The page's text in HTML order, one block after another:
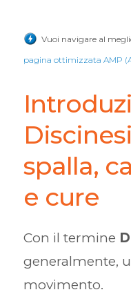
Vuoi navigare al
pagina ottimizzata AMP
spalla,
e cure
Con il termine
generalmente,
movimento.